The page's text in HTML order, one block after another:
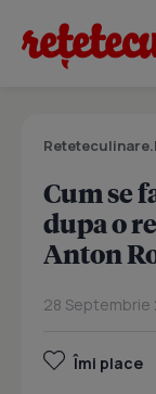
Cum se
dupa o
Anton
28 Septembrie
Îmi place